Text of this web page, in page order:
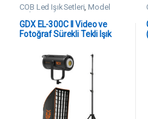
COB Led Işık Setleri,Model
Çekim Setleri
GDX EL-300C II Video ve
Fotoğraf Sürekli Tekli Işık